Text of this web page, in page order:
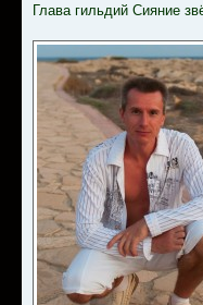
Глава гильдий Сияние